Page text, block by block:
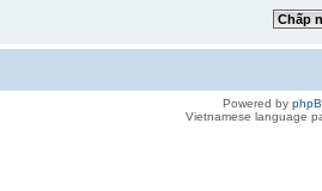
Powered by
Vietnamese language